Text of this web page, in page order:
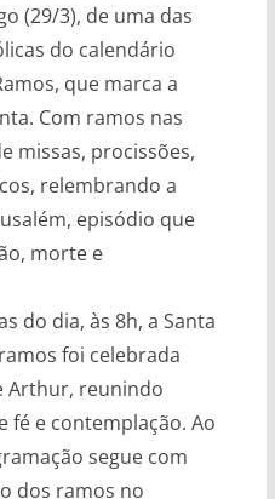
(29/3), de uma das
do calendário
que marca a
Com ramos nas
missas, procissões,
relembrando a
episódio que
morte e
do dia, às 8h, a Santa
foi celebrada
Arthur, reunindo
fé e contemplação. Ao
segue com
dos ramos no